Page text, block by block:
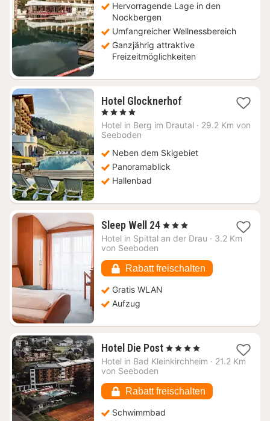
€
Hervorragende Lage in den
Nockbergen
Umfangreicher Wellnessbereich
Ganzjährig attraktive
Freizeitmöglichkeiten
Hotel Glocknerhof1
ab
, 4 Sterne
Hotel in Berg im Drautal · 29.2 Km von
Seeboden
Neben dem Skigebiet
Panoramablick
Hallenbad
Sleep Well 241
Nacht
€
, 3 Sterne
Hotel in Spittal an der Drau · 3.2 Km
von Seeboden
Rabatt freischalten
Gratis WLAN
Aufzug
Hotel Die Post1
Nacht
€
, 4 Sterne
Hotel in Bad Kleinkirchheim · 21.2 Km
von Seeboden
Rabatt freischalten
Schwimmbad